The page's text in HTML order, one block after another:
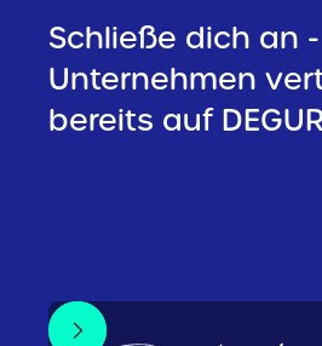
Schließe dich an
Unternehmen
bereits auf